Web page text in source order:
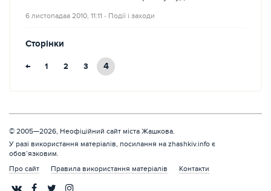
6 листопадаа 2010, 11:11 ‐ Події і заходи
Сторінки
← 1 2 3 4
© 2005—2026, Неофіційний сайт міста Жашкова.
У разі використання матеріалів, посилання на zhashkiv.info є
обов’язковим.
Про сайт
Правила використання матеріалів Контакти